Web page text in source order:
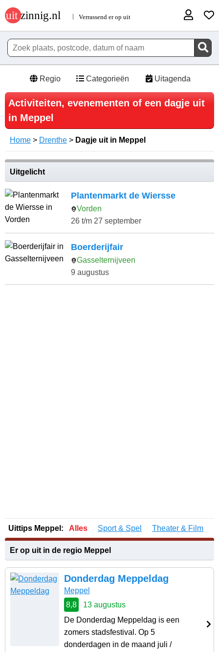
Regio Categorieën Uitagenda
Activiteiten, evenementen of een dagje uit
in Meppel
Home > Drenthe > Dagje uit in Meppel
Uitgelicht
Plantenmarkt de Wiersse
Vorden
26 t/m 27 september
Boerderijfair
Gasselternijveen
9 augustus
Uittips Meppel: Alles Sport & Spel Theater & Film
Er op uit in de regio Meppel
Donderdag Meppeldag
Meppel
8,8
13 augustus
De Donderdag Meppeldag is een
zomers stadsfestival. Op 5
donderdagen in de maand juli /